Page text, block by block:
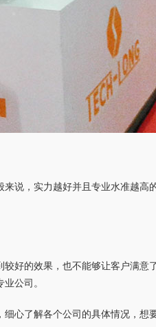
说，实力越好并且专业水准越高
好的效果，也不能够让客户满意
公司。
心了解各个公司的具体情况，想